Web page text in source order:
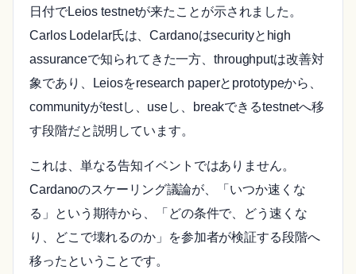
日付でLeios testnetが来たことが示されました。
Carlos Lodelar氏は、Cardanoはsecurityとhigh
assuranceで知られてきた一方、throughputは改善対
象であり、Leiosをresearch paperとprototypeから、
communityがtestし、useし、breakできるtestnetへ移
す段階だと説明しています。
これは、単なる告知イベントではありません。
Cardanoのスケーリング議論が、「いつか速くな
る」という期待から、「どの条件で、どう速くな
り、どこで壊れるのか」を参加者が検証する段階へ
移ったということです。